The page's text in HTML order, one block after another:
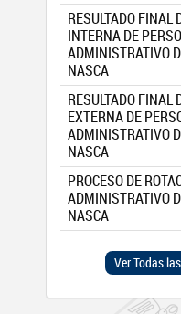
RESULTADO FINAL
INTERNA DE
ADMINISTRATIVO
NASCA
RESULTADO FINAL
EXTERNA DE
ADMINISTRATIVO
NASCA
PROCESO DE
ADMINISTRATIVO
NASCA
Ver Todas